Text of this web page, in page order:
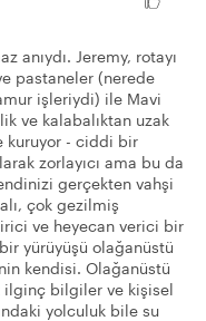
anıydı. Jeremy, rotayı
pastaneler (nerede
işleriydi) ile Mavi
ve kalabalıktan uzak
kuruyor - ciddi bir
zorlayıcı ama bu da
gerçekten vahşi
çok gezilmiş
ve heyecan verici bir
yürüyüşü olağanüstü
kendisi. Olağanüstü
ilginç bilgiler ve kişisel
yolculuk bile su